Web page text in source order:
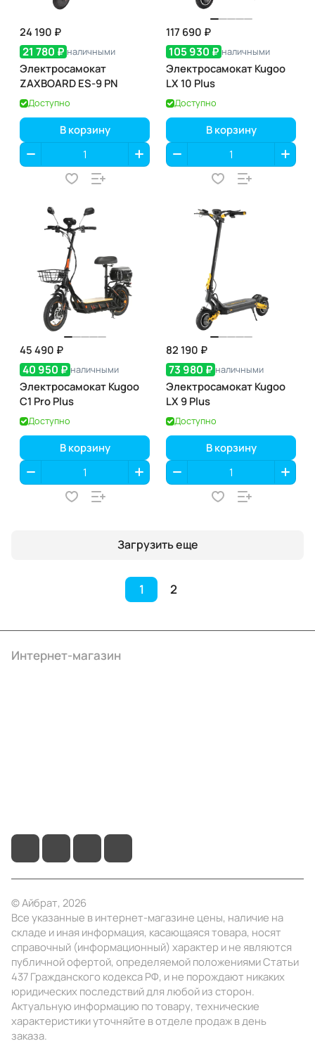
24 190 ₽
21 780 ₽ наличными
Электросамокат
ZAXBOARD ES-9 PN
Доступно
В корзину
117 690 ₽
105 930 ₽ наличными
Электросамокат Kugoo
LX 10 Plus
Доступно
В корзину
45 490 ₽
40 950 ₽ наличными
Электросамокат Kugoo
C1 Pro Plus
Доступно
В корзину
82 190 ₽
73 980 ₽ наличными
Электросамокат Kugoo
LX 9 Plus
Доступно
В корзину
Загрузить еще
1 2
Интернет-магазин
© Айбрат, 2026
Все указанные в интернет-магазине цены, наличие на
складе и иная информация, касающаяся товара, носят
справочный (информационный) характер и не являются
публичной офертой, определяемой положениями Статьи
437 Гражданского кодекса РФ, и не порождают никаких
юридических последствий для любой из сторон.
Актуальную информацию по товару, технические
характеристики уточняйте в отделе продаж в день
заказа.